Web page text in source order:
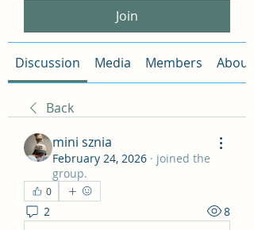
Join
Discussion Media Members About
Back
mini sznia
February 24, 2026 · joined the
group.
0
2 8